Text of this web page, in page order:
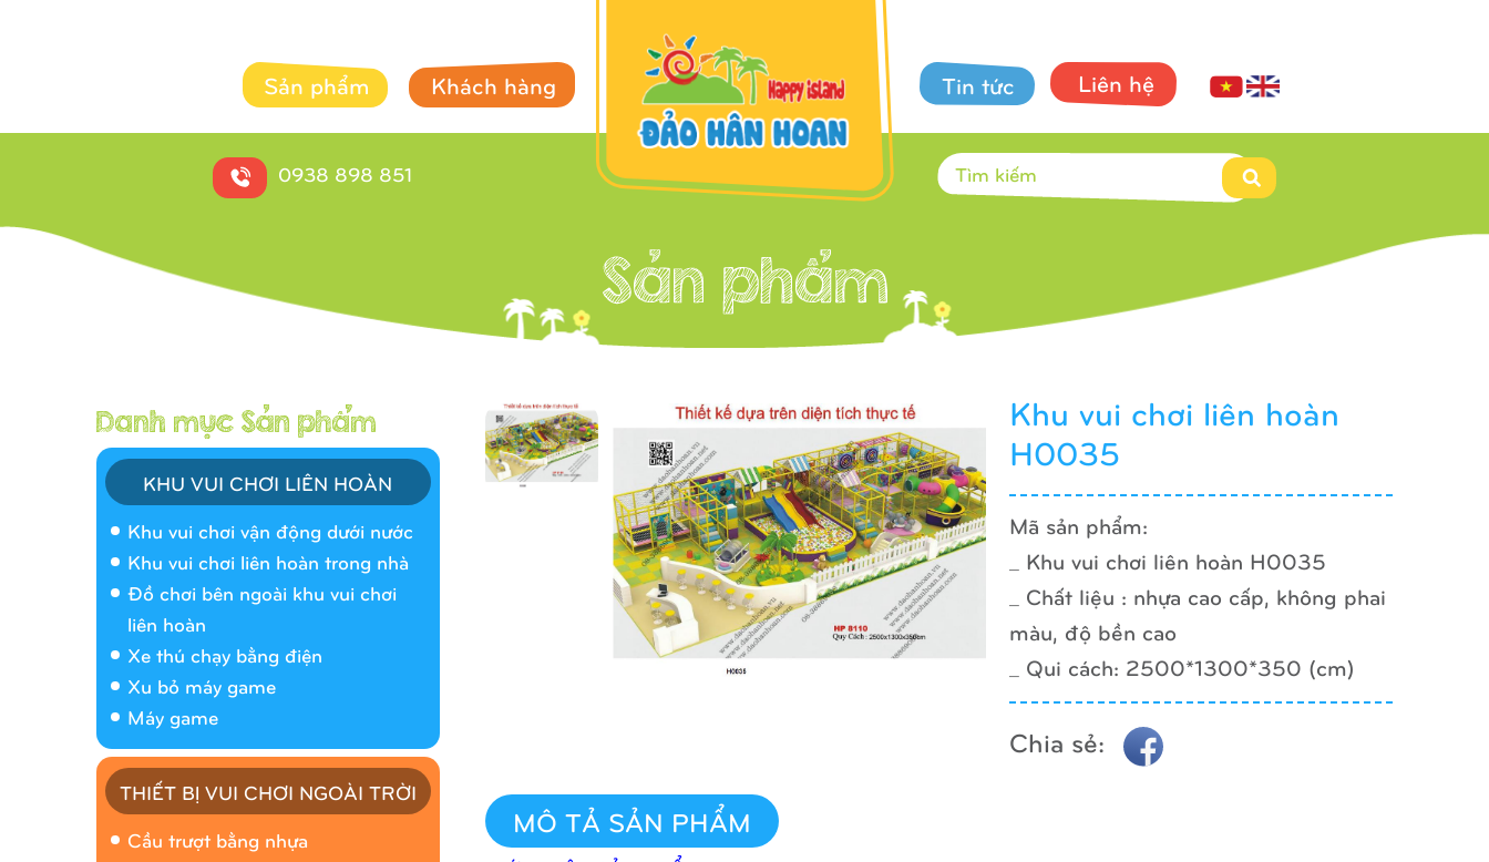
Sản phẩm Khách hàng Tin tức Liên hệ
0938 898 851
KHU VUI CHƠI LIÊN HOÀN
Khu vui chơi vận động dưới nước
Khu vui chơi liên hoàn trong nhà
Đồ chơi bên ngoài khu vui chơi
liên hoàn
Xe thú chạy bằng điện
Xu bỏ máy game
Máy game
THIẾT BỊ VUI CHƠI NGOÀI TRỜI
Cầu trượt bằng nhựa
Khu vui chơi liên hoàn
H0035
Mã sản phẩm:
_ Khu vui chơi liên hoàn H0035
_ Chất liệu : nhựa cao cấp, không phai
màu, độ bền cao
_ Qui cách: 2500*1300*350 (cm)
Chia sẻ:
MÔ TẢ SẢN PHẨM